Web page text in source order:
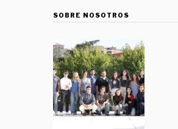
SOBRE NOSOTROS